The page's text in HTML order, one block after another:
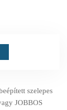
szelepes
JOBBOS